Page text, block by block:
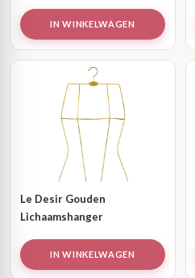
IN WINKELWAGEN
Le Desir Gouden
Lichaamshanger
IN WINKELWAGEN